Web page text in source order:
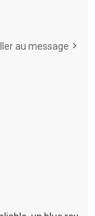
au message